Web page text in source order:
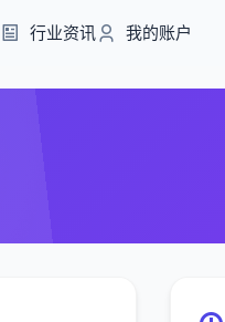
行业资讯 我的账户